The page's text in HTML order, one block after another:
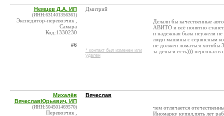
Немцев Д.А. ИП
(ИНН:631401356361)
Экспедитор-перевозчик ,
Самара
Код:1330230
#6
Дмитрий
* контакт был изменен или
удален
Делали бы качественные
АВИТО и всё понятно
и надежная была неужели
люди машины с сервисным
не должен ломаться хотябы
за деньги есть))) персонал
Михалёв
ВячеславЮрьевич, ИП
(ИНН:504501469570)
Перевозчик ,
Вячеслав
чем отличается
Иномарку купил,пять лет